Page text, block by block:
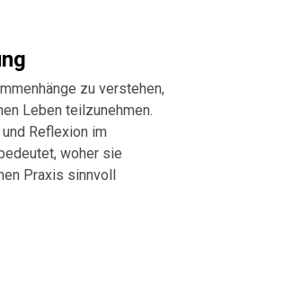
zu verstehen,
Leben teilzunehmen.
Reflexion im
woher sie
Praxis sinnvoll